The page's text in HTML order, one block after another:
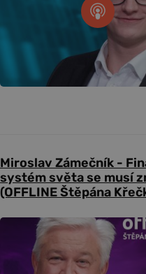
Miroslav Zámečník -
systém světa se musí
(OFFLINE Štěpána